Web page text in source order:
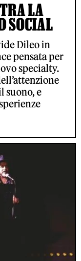
LA
SOCIAL
Dileo in
pensata per
specialty.
suono, e